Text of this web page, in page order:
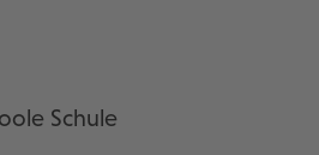
Schule